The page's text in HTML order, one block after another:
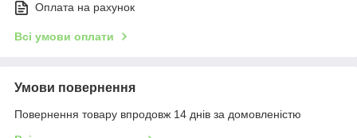
Оплата на рахунок
Всі умови оплати
Умови повернення
Повернення товару впродовж 14 днів за домовленістю